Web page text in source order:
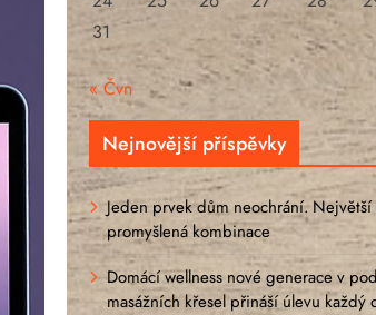
31
« Čvn
Nejnovější příspěvky
Jeden prvek dům neochrání. Největší
promyšlená kombinace
Domácí wellness nové generace v
masážních křesel přináší úlevu každý